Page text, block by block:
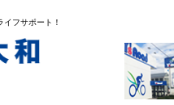
フサポート！